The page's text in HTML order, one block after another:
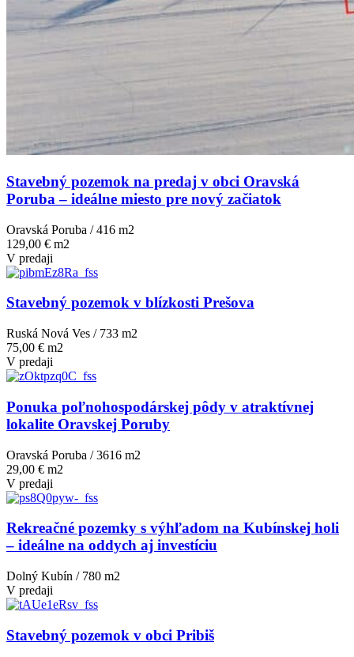
Stavebný pozemok na predaj v obci Oravská
Poruba – ideálne miesto pre nový začiatok
Oravská Poruba / 416 m2
129,00 € m2
V predaji
Stavebný pozemok v blízkosti Prešova
Ruská Nová Ves / 733 m2
75,00 € m2
V predaji
Ponuka poľnohospodárskej pôdy v atraktívnej
lokalite Oravskej Poruby
Oravská Poruba / 3616 m2
29,00 € m2
V predaji
Rekreačné pozemky s výhľadom na Kubínskej holi
– ideálne na oddych aj investíciu
Dolný Kubín / 780 m2
V predaji
Stavebný pozemok v obci Pribiš